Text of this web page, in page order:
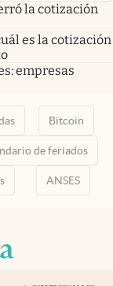
la cotización
es la cotización
empresas
Bitcoin
de feriados
ANSES
pestaña
nueva pestaña
en nueva pestaña